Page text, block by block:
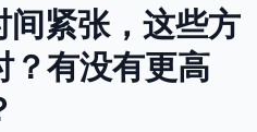
紧张，这些方
？有没有更高